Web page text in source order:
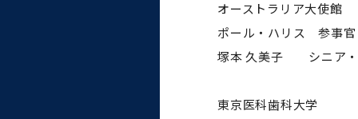
コンプライアンス・ハラス
大学病院オーストラリア大使館
ポール・ハリス 参事官
塚本 久美子 シニア
東京医科歯科大学